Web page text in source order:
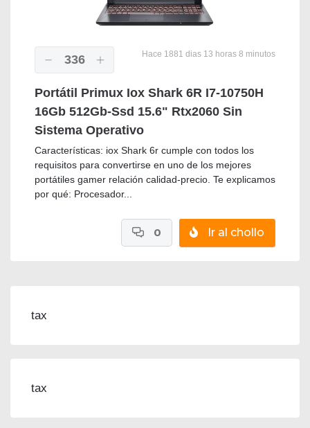
336 Hace 1881 dias 13 horas 8 minutos
Portátil Primux Iox Shark 6R I7-10750H
16Gb 512Gb-Ssd 15.6" Rtx2060 Sin
Sistema Operativo
Características: iox Shark 6r cumple con todos los
requisitos para convertirse en uno de los mejores
portátiles gamer relación calidad-precio. Te explicamos
por qué: Procesador...
Ir al chollo
0
tax
tax